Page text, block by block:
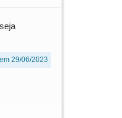
29/06/2023